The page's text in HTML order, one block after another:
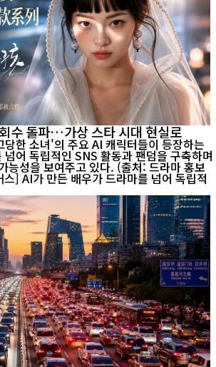
수 돌파…가상 스타 시대 현실로
한 소녀'의 주요 AI 캐릭터들이 등장하는
어 독립적인 SNS 활동과 팬덤을 구축하며
능성을 보여주고 있다. (출처: 드라마 홍보